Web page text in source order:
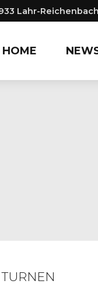
Lahr-Reichenbach
HOME
TURNEN